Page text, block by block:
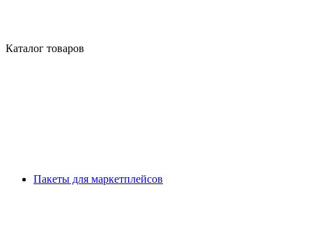
Каталог товаров
Пакеты для маркетплейсов